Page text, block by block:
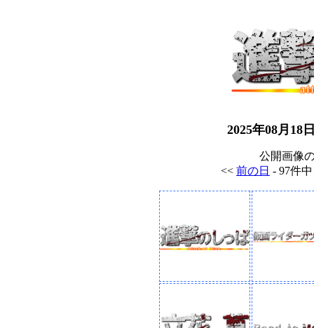
2025年08月18
公開画像
<< 前の日 - 97件